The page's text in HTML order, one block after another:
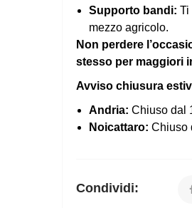
Supporto bandi: Ti
mezzo agricolo.
Non perdere
stesso per maggiori
Avviso chiusura
Andria: Chiuso dal
Noicattaro: Chiuso
Condividi: